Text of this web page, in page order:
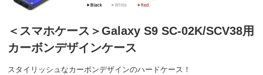
＜スマホケース＞Galaxy S9 SC-02K/SCV38用
カーボンデザインケース
スタイリッシュなカーボンデザインのハードケース！